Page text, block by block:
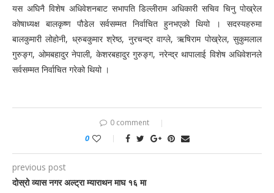
यस अघिनै विशेष अधिवेशनबाट सभापति डिल्लीराम अधिकारी सचिव चिनु पोख्रेल
कोषाध्यक्ष बालकृष्ण पौडेल सर्वसम्मत निर्वाचित हुनभएको थियो । सदस्यहरुमा
बालकुमारी लोहोनी, ध्रुबकुमार श्रेष्ठ, नुरचन्द्र वाग्ले, ऋषिराम पोख्रेल, सुकुमलाल
गुरुङ्ग, ओमबहादुर नेपाली, केशरबहादुर गुरुङ्ग, नरेन्द्र थापालाई विशेष अधिवेशनले
सर्वसम्मत निर्वाचित गरेको थियो ।
0 comment
0
previous post
दोस्रो व्यास नगर अल्ट्रा म्याराथन माघ १६ मा